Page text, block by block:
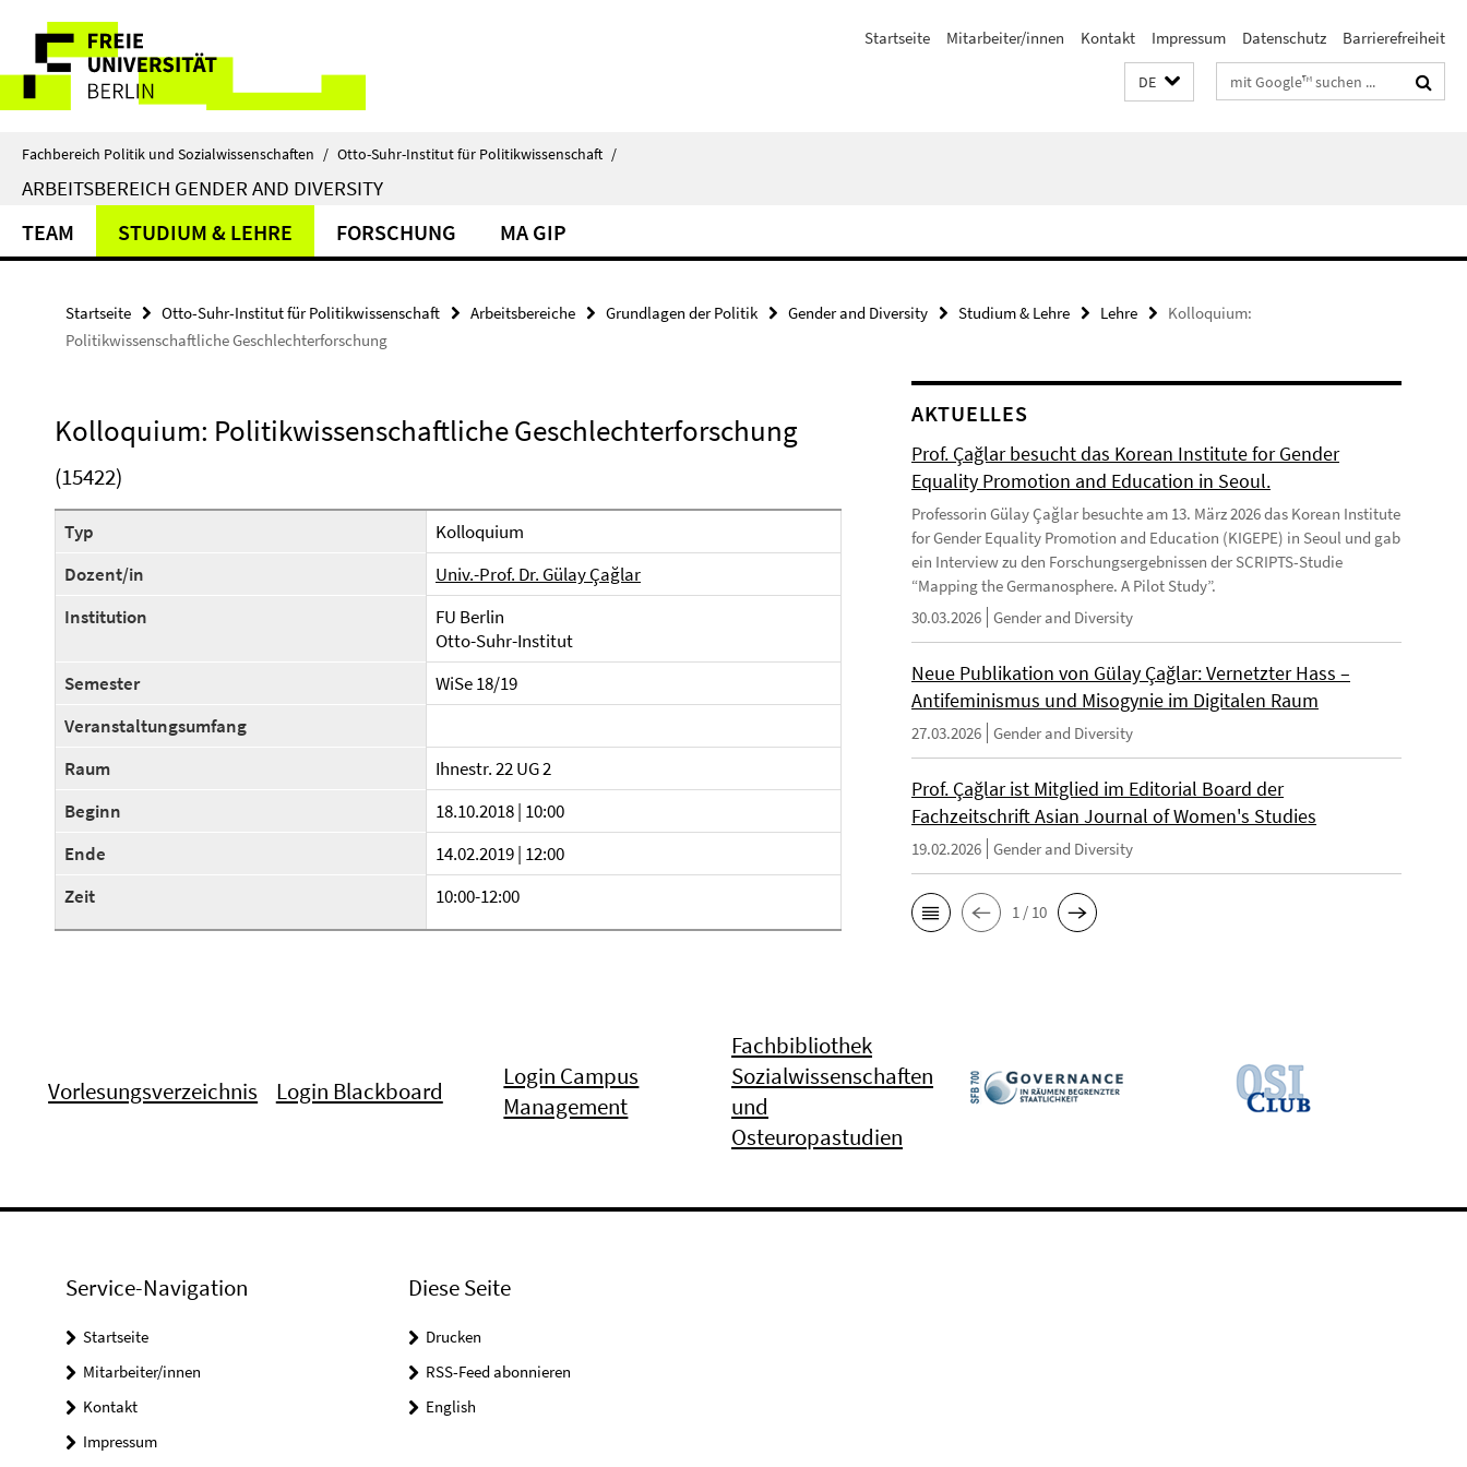
direkt
Inhalt
Service-
Navigation
Startseite Mitarbeiter/innen Kontakt Impressum Datenschutz Barrierefreiheit
DE Suchbegriffe
Fachbereich Politik und Sozialwissenschaften / Otto-Suhr-Institut für Politikwissenschaft /
ARBEITSBEREICH GENDER AND DIVERSITY
TEAM STUDIUM & LEHRE FORSCHUNG MA GIP
Startseite Otto-Suhr-Institut für Politikwissenschaft Arbeitsbereiche Grundlagen der Politik Gender and Diversity Studium & Lehre Lehre
Kolloquium:
Politikwissenschaftliche Geschlechterforschung
Kolloquium: Politikwissenschaftliche Geschlechterforschung
(15422)
Typ
Kolloquium
Dozent/in
Univ.-Prof. Dr. Gülay Çağlar
Institution
FU Berlin
Otto-Suhr-Institut
Semester
WiSe 18/19
Veranstaltungsumfang
Raum
Ihnestr. 22 UG 2
Beginn
18.10.2018 | 10:00
Ende
14.02.2019 | 12:00
Zeit
10:00-12:00
AKTUELLES
Prof. Çağlar besucht das Korean Institute for Gender
Equality Promotion and Education in Seoul.
Professorin Gülay Çağlar besuchte am 13. März 2026 das Korean Institute
for Gender Equality Promotion and Education (KIGEPE) in Seoul und gab
ein Interview zu den Forschungsergebnissen der SCRIPTS-Studie
“Mapping the Germanosphere. A Pilot Study”.
30.03.2026 Gender and Diversity
Neue Publikation von Gülay Çağlar: Vernetzter Hass –
Antifeminismus und Misogynie im Digitalen Raum
27.03.2026 Gender and Diversity
Prof. Çağlar ist Mitglied im Editorial Board der
Fachzeitschrift Asian Journal of Women's Studies
19.02.2026 Gender and Diversity
1 / 10
Vorlesungsverzeichnis Login Blackboard
Login Campus
Management
Fachbibliothek
Sozialwissenschaften
und
Osteuropastudien
Service-Navigation
Startseite
Mitarbeiter/innen
Kontakt
Impressum
Diese Seite
Drucken
RSS-Feed abonnieren
English